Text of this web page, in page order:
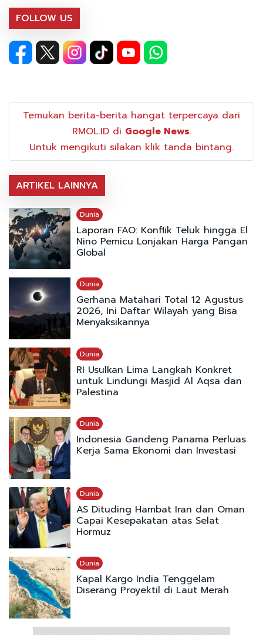
FOLLOW US
Temukan berita-berita hangat terpercaya dari
RMOL.ID di Google News.
Untuk mengikuti silakan klik tanda bintang.
ARTIKEL LAINNYA
Dunia
Laporan FAO: Konflik Teluk hingga El
Nino Pemicu Lonjakan Harga Pangan
Global
Dunia
Gerhana Matahari Total 12 Agustus
2026, Ini Daftar Wilayah yang Bisa
Menyaksikannya
Dunia
RI Usulkan Lima Langkah Konkret
untuk Lindungi Masjid Al Aqsa dan
Palestina
Dunia
Indonesia Gandeng Panama Perluas
Kerja Sama Ekonomi dan Investasi
Dunia
AS Dituding Hambat Iran dan Oman
Capai Kesepakatan atas Selat
Hormuz
Dunia
Kapal Kargo India Tenggelam
Diserang Proyektil di Laut Merah